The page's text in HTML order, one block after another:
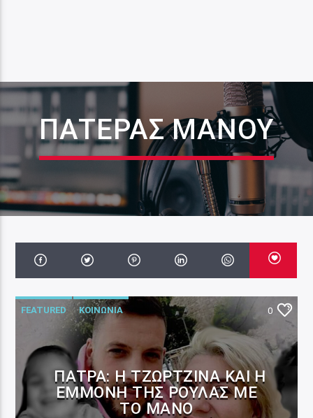
ΠΑΤΕΡΑΣ ΜΑΝΟΥ
FEATURED ΚΟΙΝΩΝΙΑ 0
ΠΆΤΡΑ: Η ΤΖΩΡΤΖΊΝΑ ΚΑΙ Η
ΕΜΜΟΝΉ ΤΗΣ ΡΟΎΛΑΣ ΜΕ
ΤΟ ΜΆΝΟ